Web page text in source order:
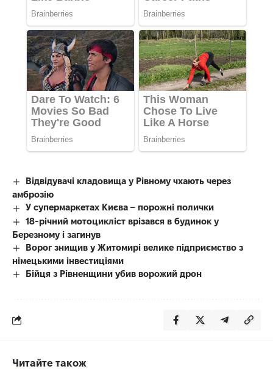
Відвідувачі кладовища у Рівному чхають через
амброзію
У супермаркетах Києва – порожні полички
18-річний мотоцикліст врізався в будинок у
Березному і загинув
Ворог знищив у Житомирі велике підприємство з
німецькими інвестиціями
Бійця з Рівненщини убив ворожий дрон
Читайте також